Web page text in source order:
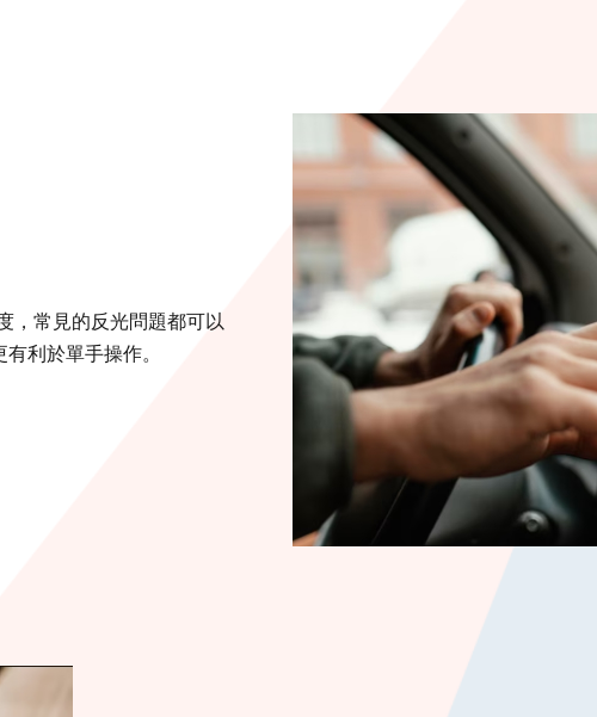
，常見的反光問題都可以
利於單手操作。